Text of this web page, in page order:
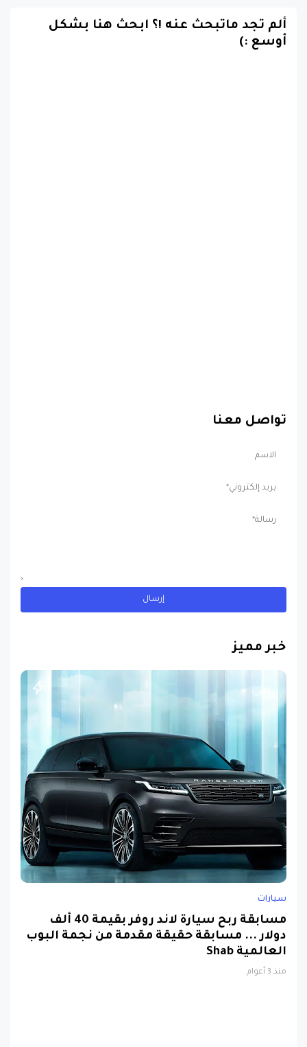
ألم تجد ماتبحث عنه !؟ ابحث هنا بشكل
أوسع :)
تواصل معنا
خبر مميز
سيارات
مسابقة ربح سيارة لاند روفر بقيمة 40 ألف
دولار ... مسابقة حقيقة مقدمة من نجمة البوب
العالمية Shab
منذ 3 أعوام